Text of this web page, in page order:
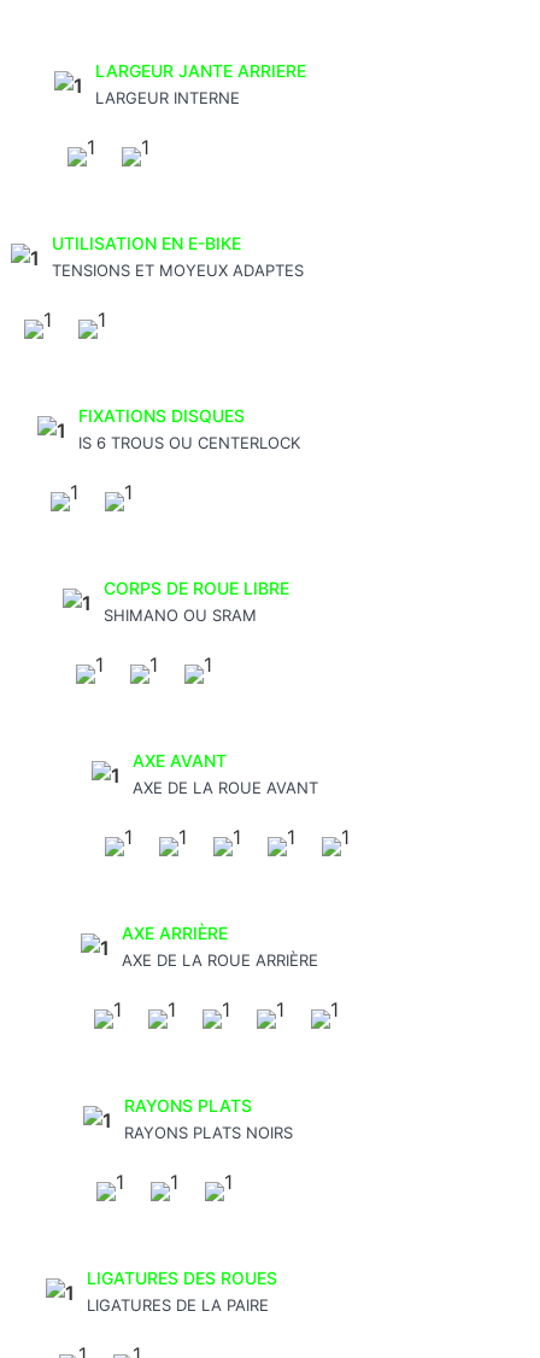
LARGEUR JANTE ARRIERE
LARGEUR INTERNE
UTILISATION EN E-BIKE
TENSIONS ET MOYEUX ADAPTES
FIXATIONS DISQUES
IS 6 TROUS OU CENTERLOCK
CORPS DE ROUE LIBRE
SHIMANO OU SRAM
AXE AVANT
AXE DE LA ROUE AVANT
AXE ARRIÈRE
AXE DE LA ROUE ARRIÈRE
RAYONS PLATS
RAYONS PLATS NOIRS
LIGATURES DES ROUES
LIGATURES DE LA PAIRE